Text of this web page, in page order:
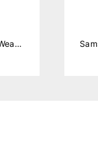
Samsung MAG Poncho Weather Protection